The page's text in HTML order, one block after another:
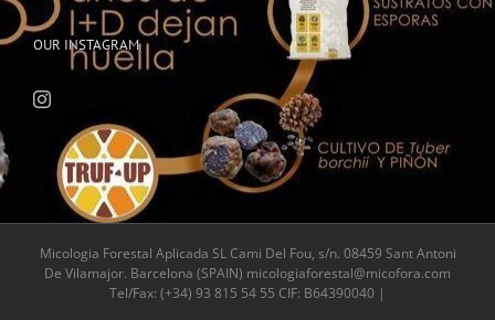
OUR INSTAGRAM
Micologia Forestal Aplicada SL Cami Del Fou, s/n. 08459 Sant Antoni
De Vilamajor. Barcelona (SPAIN) micologiaforestal@micofora.com
Tel/Fax: (+34) 93 815 54 55 CIF: B64390040 |